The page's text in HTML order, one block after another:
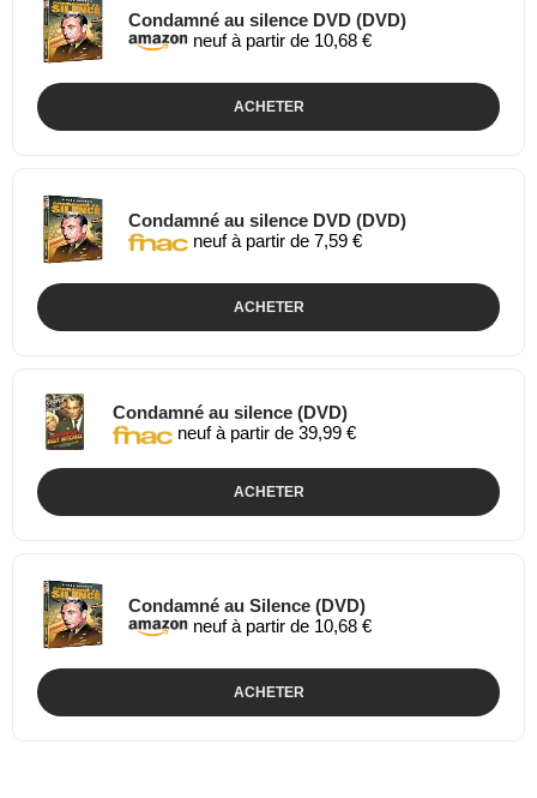
Condamné au silence DVD (DVD)
neuf à partir de 10,68 €
ACHETER
Condamné au silence DVD (DVD)
neuf à partir de 7,59 €
ACHETER
Condamné au silence (DVD)
neuf à partir de 39,99 €
ACHETER
Condamné au Silence (DVD)
neuf à partir de 10,68 €
ACHETER